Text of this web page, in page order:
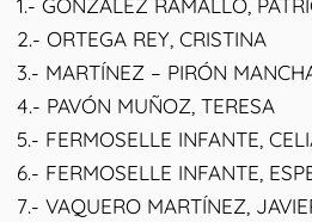
2.- ORTEGA REY, CRISTINA
3.- MARTÍNEZ – PIRÓN
4.- PAVÓN MUÑOZ, TERESA
5.- FERMOSELLE INFANTE,
6.- FERMOSELLE INFANTE,
7.- VAQUERO MARTÍNEZ,